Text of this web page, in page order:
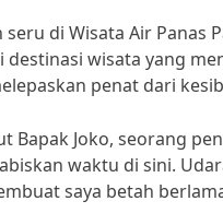
seru di Wisata Air Panas
destinasi wisata yang
penat dari
Bapak Joko, seorang
waktu di sini.
saya betah